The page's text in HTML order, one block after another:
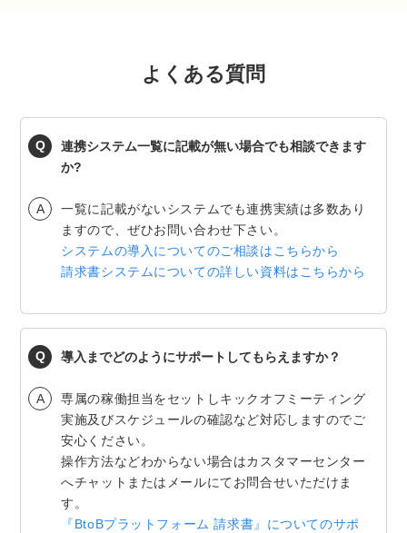
よくある質問
連携システム一覧に記載が無い場合でも相談できます
か?
一覧に記載がないシステムでも連携実績は多数あり
ますので、ぜひお問い合わせ下さい。
システムの導入についてのご相談はこちらから
請求書システムについての詳しい資料はこちらから
導入までどのようにサポートしてもらえますか？
専属の稼働担当をセットしキックオフミーティング
実施及びスケジュールの確認など対応しますのでご
安心ください。
操作方法などわからない場合はカスタマーセンター
へチャットまたはメールにてお問合せいただけま
す。
『BtoBプラットフォーム 請求書』についてのサポ